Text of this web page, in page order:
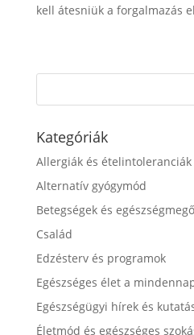
kell átesniük a forgalmazás
Kategóriák
Allergiák és ételintoleranciák
Alternatív gyógymód
Betegségek és
Család
Edzésterv és programok
Egészséges élet a
Egészségügyi hírek és
Életmód és egészséges